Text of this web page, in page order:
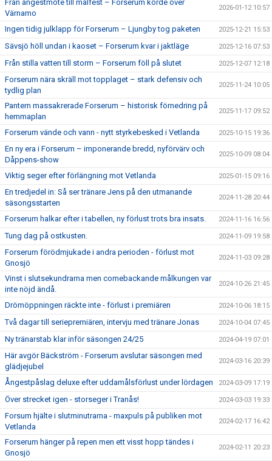
Från ångestmöte till målfest – Forserum körde över
Värnamo
2026-01-12 10:57
Ingen tidig julklapp för Forserum – Ljungby tog paketen 2025-12-21 15:53
Sävsjö höll undan i kaoset – Forserum kvar i jaktläge 2025-12-16 07:53
Från stilla vatten till storm – Forserum föll på slutet 2025-12-07 12:18
Forserum nära skräll mot topplaget – stark defensiv och
tydlig plan
2025-11-24 10:05
Pantern massakrerade Forserum – historisk förnedring på
hemmaplan
2025-11-17 09:52
Forserum vände och vann - nytt styrkebesked i Vetlanda 2025-10-15 19:36
En ny era i Forserum – imponerande bredd, nyförvärv och
Dåppens-show
2025-10-09 08:04
Viktig seger efter förlängning mot Vetlanda 2025-01-15 09:16
En tredjedel in: Så ser tränare Jens på den utmanande
säsongsstarten
2024-11-28 20:44
Forserum halkar efter i tabellen, ny förlust trots bra insats. 2024-11-16 16:56
Tung dag på ostkusten. 2024-11-09 19:58
Forserum förödmjukade i andra perioden - förlust mot
Gnosjö
2024-11-03 09:28
Vinst i slutsekundrarna men comebackande målkungen var
inte nöjd ändå.
2024-10-26 21:45
Drömöppningen räckte inte - förlust i premiären 2024-10-06 18:15
Två dagar till seriepremiären, intervju med tränare Jonas 2024-10-04 07:45
Ny tränarstab klar inför säsongen 24/25 2024-04-19 07:01
Här avgör Bäckström - Forserum avslutar säsongen med
glädjejubel
2024-03-16 20:39
Ångestpåslag deluxe efter uddamålsförlust under lördagen 2024-03-09 17:19
Över strecket igen - storseger i Tranås! 2024-03-03 19:33
Forsum hjälte i slutminutrarna - maxpuls på publiken mot
Vetlanda
2024-02-17 16:42
Forserum hänger på repen men ett visst hopp tändes i
Gnosjö
2024-02-11 20:23